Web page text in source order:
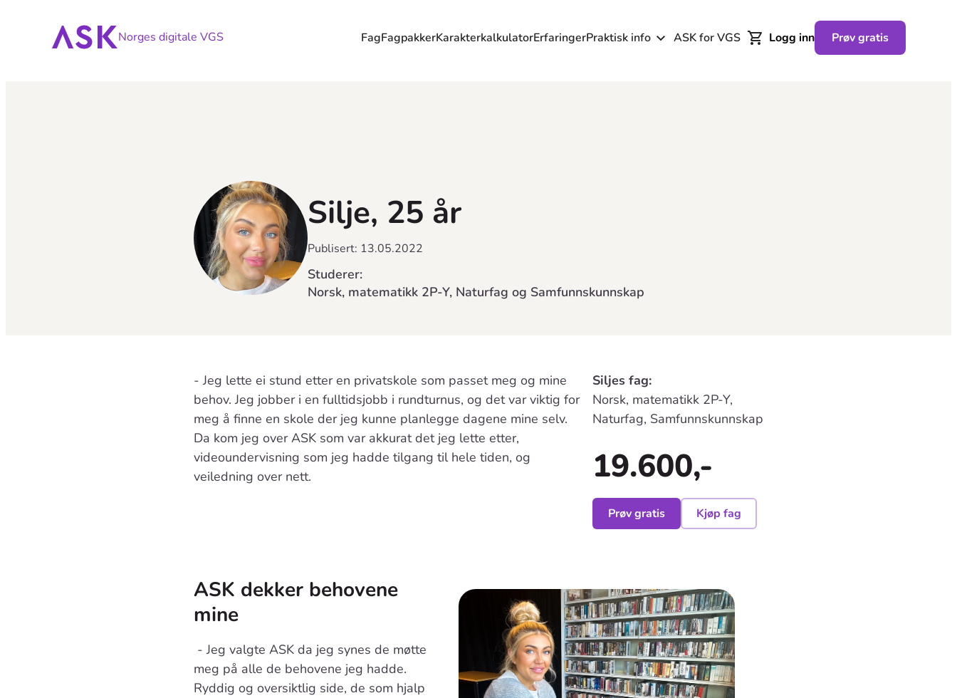
Norges digitale VGS FagFagpakkerKarakterkalkulatorErfaringerPraktisk info ASK for VGS Logg inn Prøv gratis
Silje, 25 år
Publisert: 13.05.2022
Studerer:
Norsk, matematikk 2P-Y, Naturfag og Samfunnskunnskap
- Jeg lette ei stund etter en privatskole som passet meg og mine
behov. Jeg jobber i en fulltidsjobb i rundturnus, og det var viktig for
meg å finne en skole der jeg kunne planlegge dagene mine selv.
Da kom jeg over ASK som var akkurat det jeg lette etter,
videoundervisning som jeg hadde tilgang til hele tiden, og
veiledning over nett.
Siljes fag:
Norsk, matematikk 2P-Y,
Naturfag, Samfunnskunnskap
19.600,-
Prøv gratis Kjøp fag
ASK dekker behovene
mine
- Jeg valgte ASK da jeg synes de møtte
meg på alle de behovene jeg hadde.
Ryddig og oversiktlig side, de som hjalp